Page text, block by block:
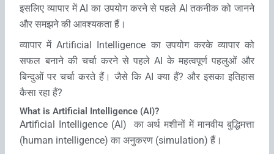
इसलिए व्‍यापार में AI का उपयोग करने से पहले AI तकनीक को जानने
और समझने की आवश्‍यकता हैं।
व्‍यापार में Artificial Intelligence का उपयोग करके व्‍यापार को
सफल बनाने की चर्चा करने से पहले AI के महत्‍वपूर्ण पहलुओं और
बिन्‍दुओं पर चर्चा करते हैं। जैसे कि AI क्‍या हैं? और इसका इतिहास
कैसा रहा हैं?
What is Artificial Intelligence (AI)?
Artificial Intelligence (AI) का अर्थ मशीनों में मानवीय बुद्धिमत्ता
(human intelligence) का अनुकरण (simulation) हैं।